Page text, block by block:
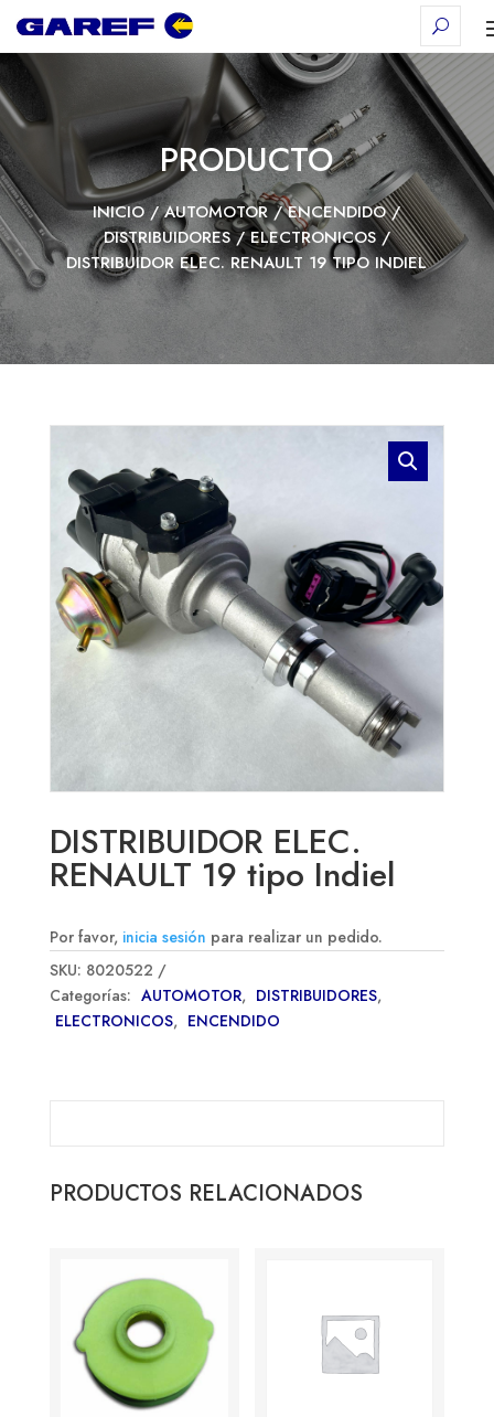
PRODUCTO
INICIO/AUTOMOTOR/ENCENDIDO/
DISTRIBUIDORES/ELECTRONICOS/
DISTRIBUIDOR ELEC. RENAULT 19 TIPO INDIEL
DISTRIBUIDOR ELEC.
RENAULT 19 tipo Indiel
Por favor, inicia sesión para realizar un pedido.
SKU: 8020522
Categorías: AUTOMOTOR, DISTRIBUIDORES,
ELECTRONICOS, ENCENDIDO
PRODUCTOS RELACIONADOS